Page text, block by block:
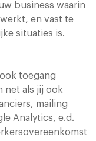
business waarin
en vast te
situaties is.
toegang
net als jij ook
mailing
Analytics, e.d.